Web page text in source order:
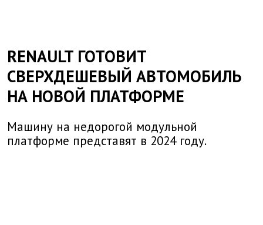
RENAULT ГОТОВИТ
СВЕРХДЕШЕВЫЙ АВТОМОБИЛЬ
НА НОВОЙ ПЛАТФОРМЕ
Машину на недорогой модульной
платформе представят в 2024 году.